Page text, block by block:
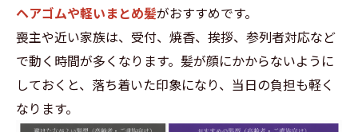
ヘアゴムや軽いまとめ髪がおすすめです。
喪主や近い家族は、受付、焼香、挨拶、参列者対応など
で動く時間が多くなります。髪が顔にかからないように
しておくと、落ち着いた印象になり、当日の負担も軽く
なります。